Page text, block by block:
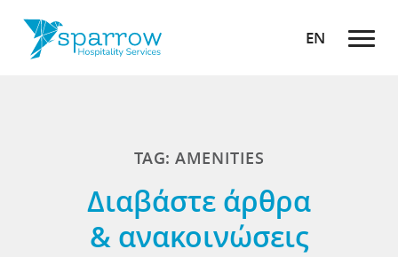
EN
TAG: AMENITIES
Διαβάστε άρθρα
& ανακοινώσεις